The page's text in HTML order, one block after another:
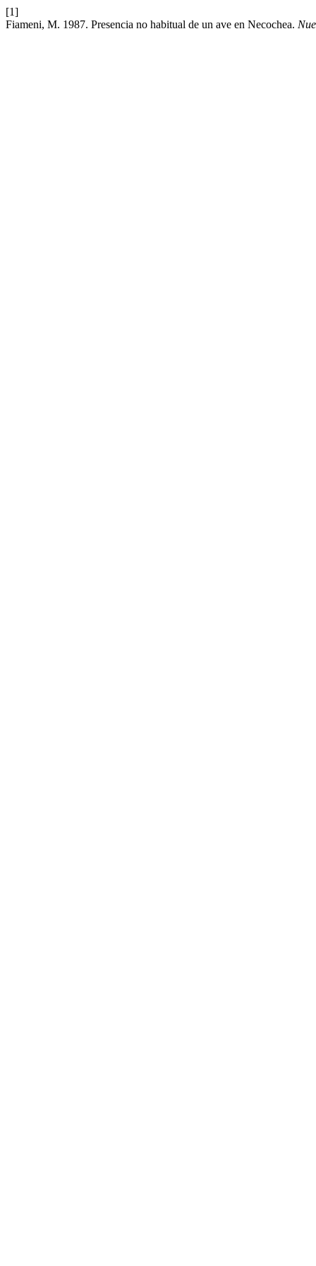
[1]
Fiameni, M. 1987. Presencia no habitual de un ave en Necochea.